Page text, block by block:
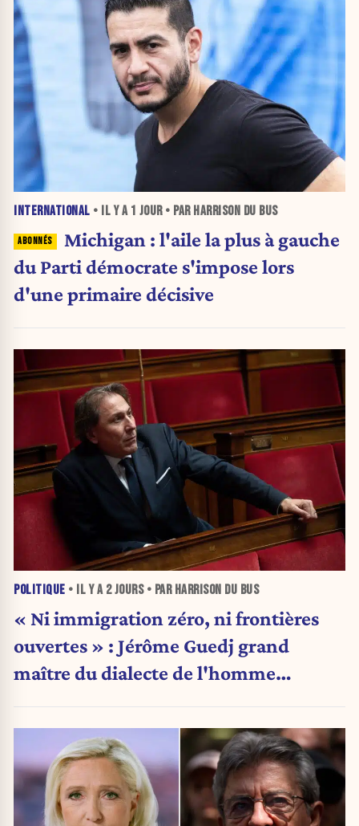
INTERNATIONAL • IL Y A 1 JOUR• PAR HARRISON DU BUS
Michigan : l'aile la plus à gauche
du Parti démocrate s'impose lors
d'une primaire décisive
POLITIQUE • IL Y A 2 JOURS• PAR HARRISON DU BUS
« Ni immigration zéro, ni frontières
ouvertes » : Jérôme Guedj grand
maître du dialecte de l'homme